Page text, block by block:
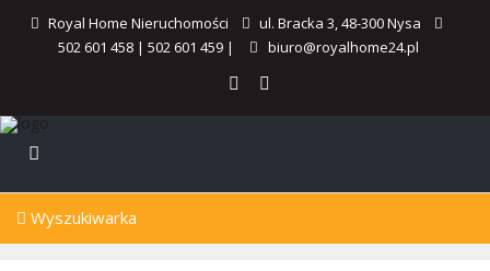
Royal Home Nieruchomości
ul. Bracka 3, 48-300 Nysa
502 601 458| 502 601 459| biuro@royalhome24.pl
Wyszukiwarka